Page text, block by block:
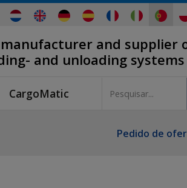
and supplier
and unloading systems
CargoMatic
Pedido de